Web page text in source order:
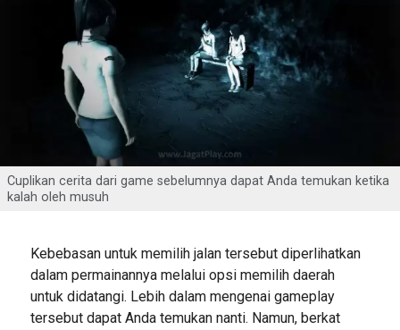
Cuplikan cerita dari game sebelumnya dapat Anda temukan ketika
kalah oleh musuh
Kebebasan untuk memilih jalan tersebut diperlihatkan
dalam permainannya melalui opsi memilih daerah
untuk didatangi. Lebih dalam mengenai gameplay
tersebut dapat Anda temukan nanti. Namun, berkat